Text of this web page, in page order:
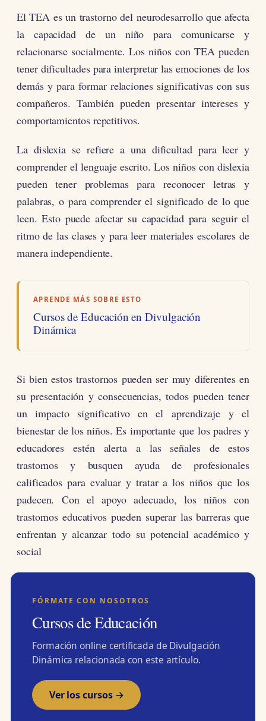
El TEA es un trastorno del neurodesarrollo que afecta
la capacidad de un niño para comunicarse y
relacionarse socialmente. Los niños con TEA pueden
tener dificultades para interpretar las emociones de los
demás y para formar relaciones significativas con sus
compañeros. También pueden presentar intereses y
comportamientos repetitivos.
La dislexia se refiere a una dificultad para leer y
comprender el lenguaje escrito. Los niños con dislexia
pueden tener problemas para reconocer letras y
palabras, o para comprender el significado de lo que
leen. Esto puede afectar su capacidad para seguir el
ritmo de las clases y para leer materiales escolares de
manera independiente.
APRENDE MÁS SOBRE ESTO
Cursos de Educación en Divulgación
Dinámica
Si bien estos trastornos pueden ser muy diferentes en
su presentación y consecuencias, todos pueden tener
un impacto significativo en el aprendizaje y el
bienestar de los niños. Es importante que los padres y
educadores estén alerta a las señales de estos
trastornos y busquen ayuda de profesionales
calificados para evaluar y tratar a los niños que los
padecen. Con el apoyo adecuado, los niños con
trastornos educativos pueden superar las barreras que
enfrentan y alcanzar todo su potencial académico y
social
FÓRMATE CON NOSOTROS
Cursos de Educación
Formación online certificada de Divulgación
Dinámica relacionada con este artículo.
Ver los cursos →